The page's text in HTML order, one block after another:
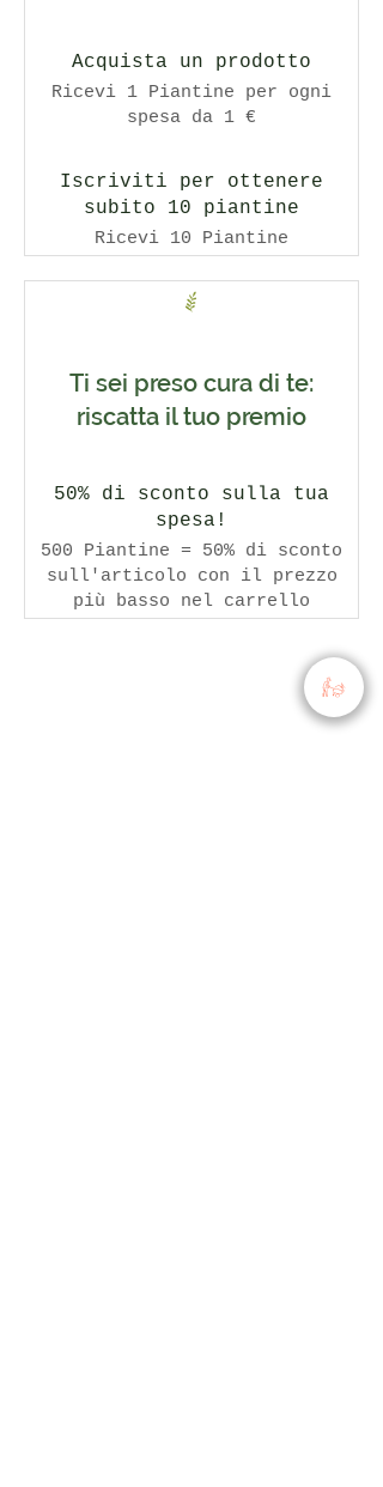
Acquista un prodotto
Ricevi 1 Piantine per ogni
spesa da 1 €
Iscriviti per ottenere
subito 10 piantine
Ricevi 10 Piantine
Ti sei preso cura di te:
riscatta il tuo premio
50% di sconto sulla tua
spesa!
500 Piantine = 50% di sconto
sull'articolo con il prezzo
più basso nel carrello